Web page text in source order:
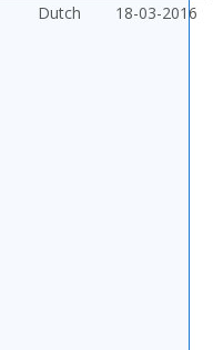
Dutch 18-03-2016